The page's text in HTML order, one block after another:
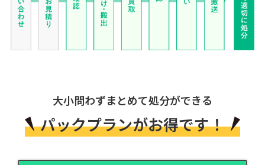
大小問わずまとめて処分ができる
パックプランがお得です！